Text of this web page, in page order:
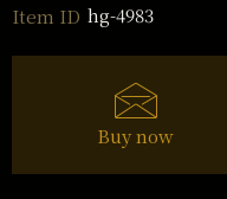
Item ID hg-4983
Buy now